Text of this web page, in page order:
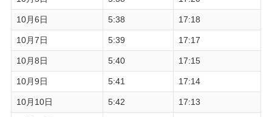
10月6日 5:38 17:18
10月7日 5:39 17:17
10月8日 5:40 17:15
10月9日 5:41 17:14
10月10日 5:42 17:13